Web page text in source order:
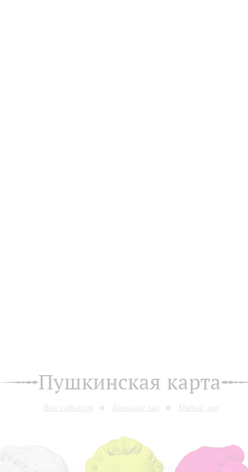
Пушкинская карта
Все события Большой зал Малый зал